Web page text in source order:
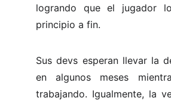
logrando que el jugador
principio a fin.
Sus devs esperan llevar la
en algunos meses
trabajando. Igualmente, la